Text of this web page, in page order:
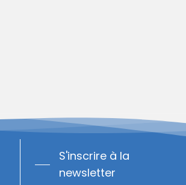
S'inscrire à la
newsletter